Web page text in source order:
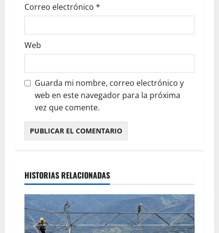
Correo electrónico *
Web
Guarda mi nombre, correo electrónico y
web en este navegador para la próxima
vez que comente.
HISTORIAS RELACIONADAS